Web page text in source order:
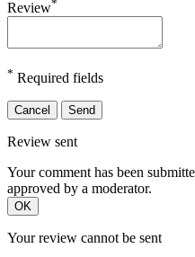
Review*
* Required fields
Cancel Send
Review sent
Your comment has been
approved by a moderator.
OK
Your review cannot be sent